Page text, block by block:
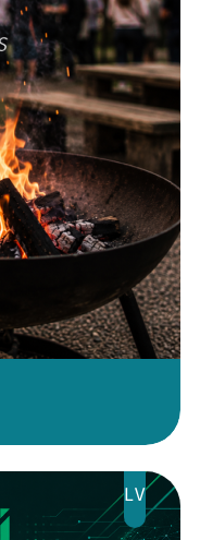
Instagram
Flick TikTok
LV